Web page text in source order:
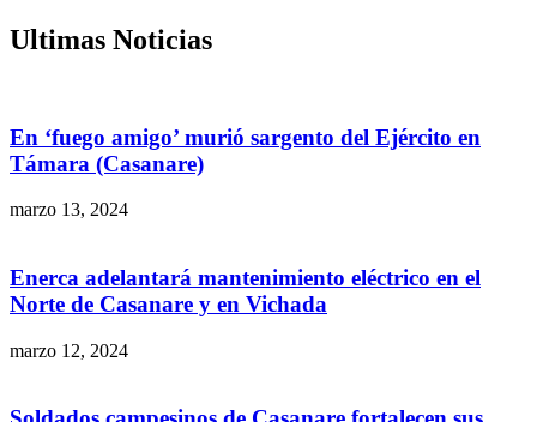
Ultimas Noticias
En ‘fuego amigo’ murió sargento del Ejército en
Támara (Casanare)
marzo 13, 2024
Enerca adelantará mantenimiento eléctrico en el
Norte de Casanare y en Vichada
marzo 12, 2024